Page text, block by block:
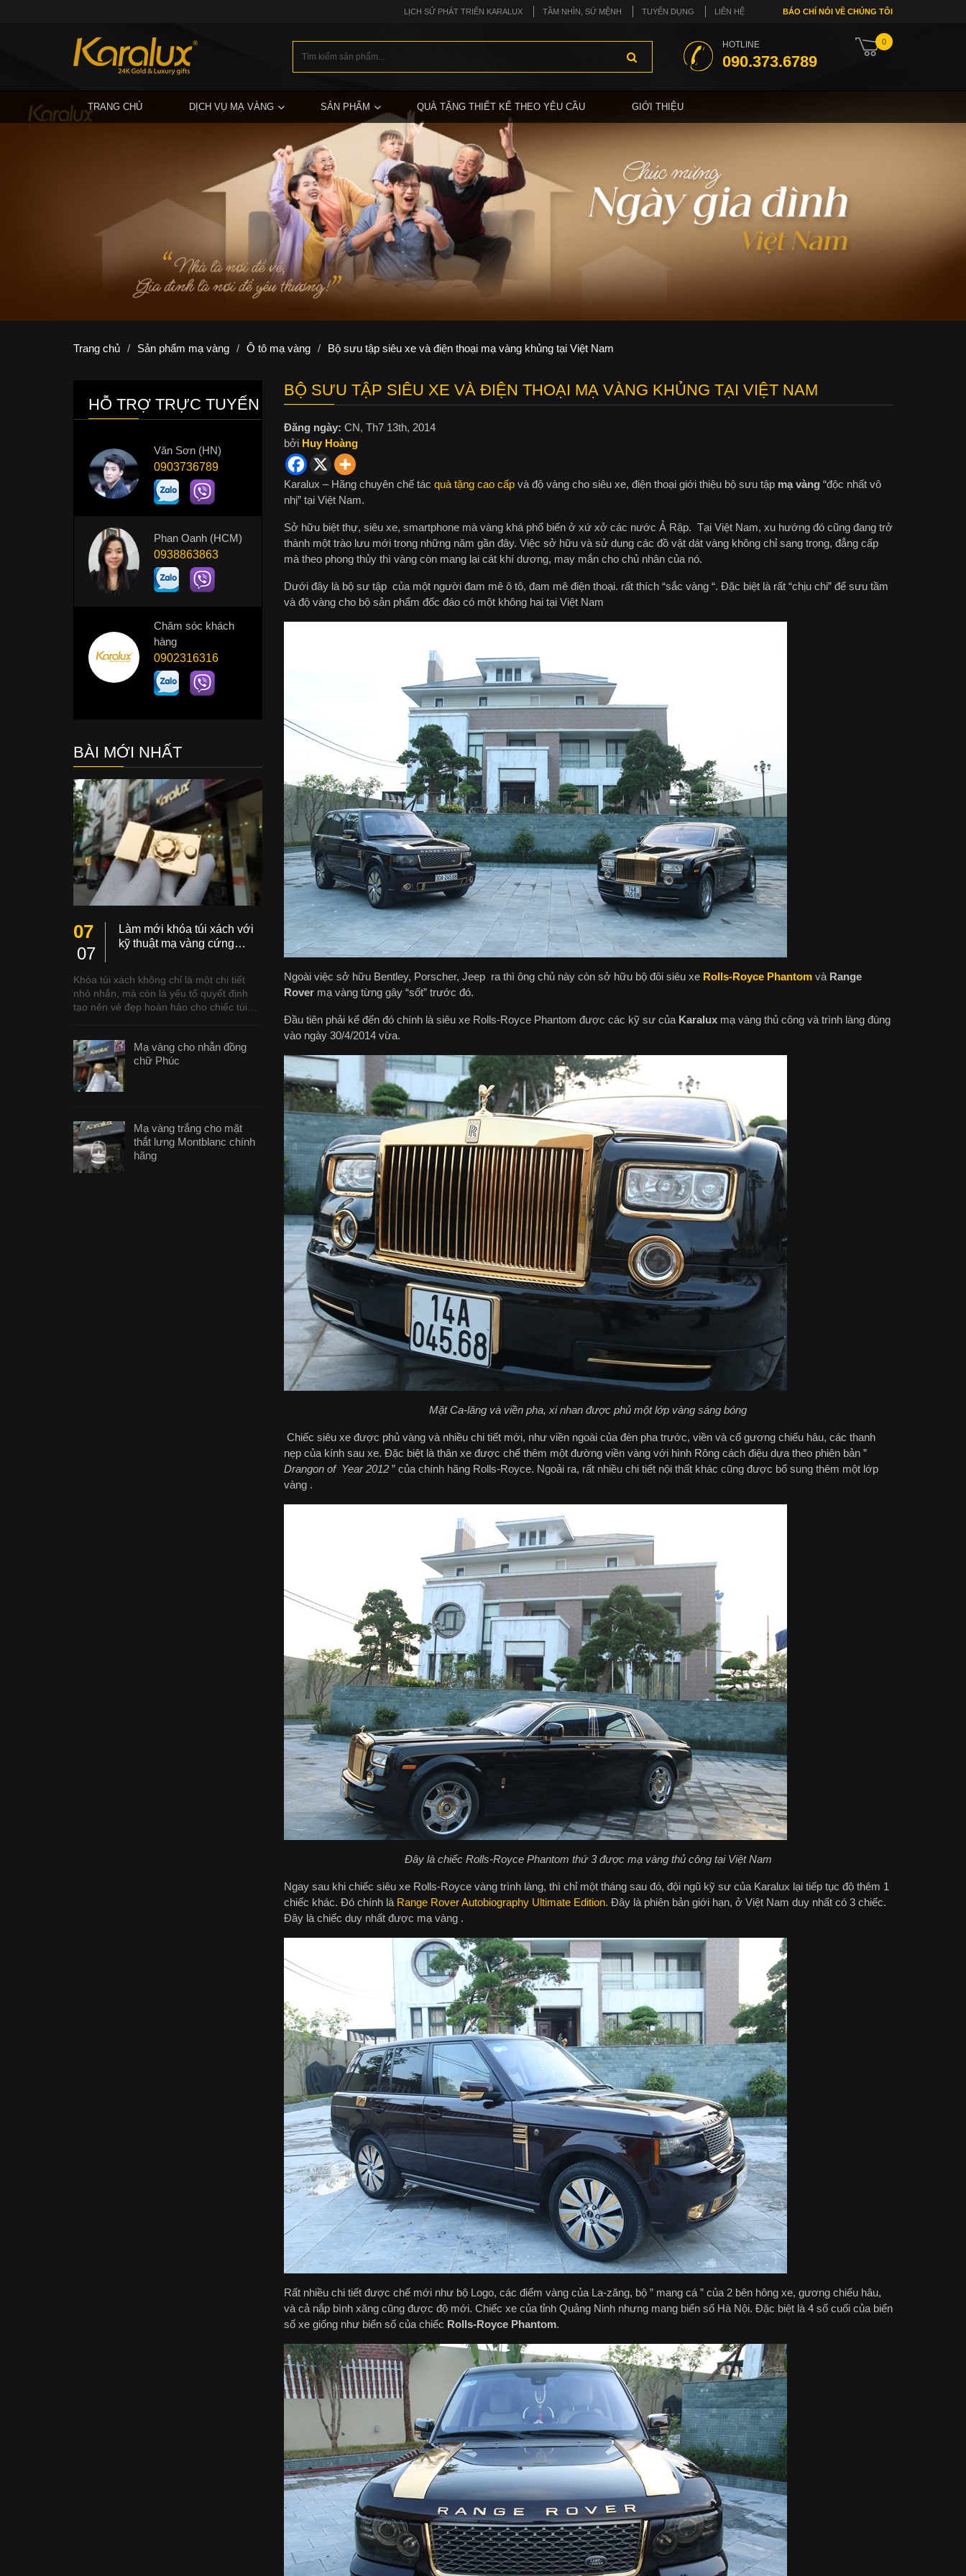
LỊCH SỬ PHÁT TRIỂN KARALUX TẦM NHÌN, SỨ MỆNH TUYỂN DỤNG LIÊN HỆ BÁO CHÍ NÓI VỀ CHÚNG TÔI
HOTLINE
090.373.6789
0
TRANG CHỦ DỊCH VỤ MẠ VÀNG SẢN PHẨM QUÀ TẶNG THIẾT KẾ THEO YÊU CẦU GIỚI THIỆU
Trang chủ / Sản phẩm mạ vàng / Ô tô mạ vàng / Bộ sưu tập siêu xe và điện thoại mạ vàng khủng tại Việt Nam
BỘ SƯU TẬP SIÊU XE VÀ ĐIỆN THOẠI MẠ VÀNG KHỦNG TẠI VIỆT NAM
Đăng ngày: CN, Th7 13th, 2014
bởi Huy Hoàng
Karalux – Hãng chuyên chế tác quà tặng cao cấpvà độ vàng cho siêu xe, điện thoại giới thiệu bộ sưu tập mạ vàng “độc nhất vô
nhị” tại Việt Nam.
Sở hữu biệt thự, siêu xe, smartphone mà vàng khá phổ biến ở xứ xở các nước Ả Rập. Tại Việt Nam, xu hướng đó cũng đang trở
thành một trào lưu mới trong những năm gần đây. Việc sở hữu và sử dụng các đồ vật dát vàng không chỉ sang trọng, đẳng cấp
mà theo phong thủy thì vàng còn mang lại cát khí dương, may mắn cho chủ nhân của nó.
Dưới đây là bộ sư tập của một người đam mê ô tô, đam mê điện thoại. rất thích “sắc vàng “. Đặc biệt là rất “chịu chi” để sưu tầm
và độ vàng cho bộ sản phẩm đốc đáo có một không hai tại Việt Nam
Ngoài việc sở hữu Bentley, Porscher, Jeep ra thì ông chủ này còn sở hữu bộ đôi siêu xe Rolls-Royce Phantomvà Range
Rovermạ vàng từng gây “sốt” trước đó.
Đầu tiên phải kể đến đó chính là siêu xe Rolls-Royce Phantom được các kỹ sư của Karaluxmạ vàng thủ công và trình làng đúng
vào ngày 30/4/2014 vừa.
Mặt Ca-lăng và viền pha, xi nhan được phủ một lớp vàng sáng bóng
Chiếc siêu xe được phủ vàng và nhiều chi tiết mới, như viền ngoài của đèn pha trước, viền và cổ gương chiếu hâu, các thanh
nẹp của kính sau xe. Đặc biệt là thân xe được chế thêm một đường viền vàng với hình Rông cách điệu dựa theo phiên bản ”
Drangon of Year 2012” của chính hãng Rolls-Royce. Ngoải ra, rất nhiều chi tiết nội thất khác cũng được bổ sung thêm một lớp
vàng .
Đây là chiếc Rolls-Royce Phantom thứ 3 được mạ vàng thủ công tại Việt Nam
Ngay sau khi chiếc siêu xe Rolls-Royce vàng trình làng, thì chỉ một tháng sau đó, đội ngũ kỹ sư của Karalux lại tiếp tục độ thêm 1
chiếc khác. Đó chính là Range Rover Autobiography Ultimate Edition. Đây là phiên bản giới hạn, ở Việt Nam duy nhất có 3 chiếc.
Đây là chiếc duy nhất được mạ vàng .
Rất nhiều chi tiết được chế mới như bộ Logo, các điểm vàng của La-zăng, bộ ” mang cá ” của 2 bên hông xe, gương chiếu hâu,
và cả nắp bình xăng cũng được độ mới. Chiếc xe của tỉnh Quảng Ninh nhưng mang biển số Hà Nội. Đặc biệt là 4 số cuối của biển
số xe giống như biển số của chiếc Rolls-Royce Phantom.
HỖ TRỢ TRỰC TUYẾN
Văn Sơn (HN)
0903736789
Phan Oanh (HCM)
0938863863
Chăm sóc khách
hàng
0902316316
BÀI MỚI NHẤT
07
07
Làm mới khóa túi xách với
kỹ thuật mạ vàng cứng…
Khóa túi xách không chỉ là một chi tiết
nhỏ nhắn, mà còn là yếu tố quyết định
tạo nên vẻ đẹp hoàn hảo cho chiếc túi…
Mạ vàng cho nhẫn đồng
chữ Phúc
Mạ vàng trắng cho mặt
thắt lưng Montblanc chính
hãng